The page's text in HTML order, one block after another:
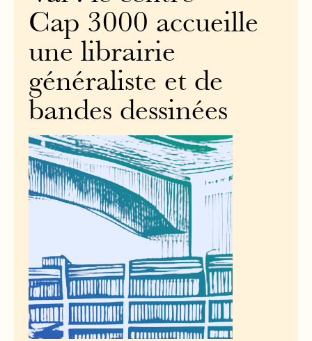
Cap 3000 accueille
une librairie
généraliste et de
bandes dessinées